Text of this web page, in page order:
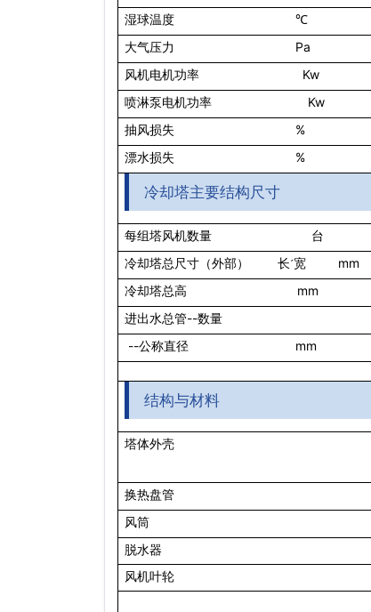
湿球温度 ℃
大气压力 Pa
风机电机功率 Kw
喷淋泵电机功率 Kw
抽风损失 %
漂水损失 %
冷却塔主要结构尺寸
每组塔风机数量 台
冷却塔总尺寸（外部） 长´宽 mm
冷却塔总高 mm
进出水总管--数量
--公称直径 mm
结构与材料
塔体外壳
换热盘管
风筒
脱水器
风机叶轮